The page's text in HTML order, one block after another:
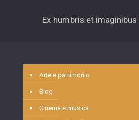
Ex humbris et imaginibus
Arte e patrimonio
Blog
Cinema e musica